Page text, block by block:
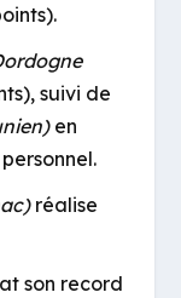
suivi de
en
réalise
son record